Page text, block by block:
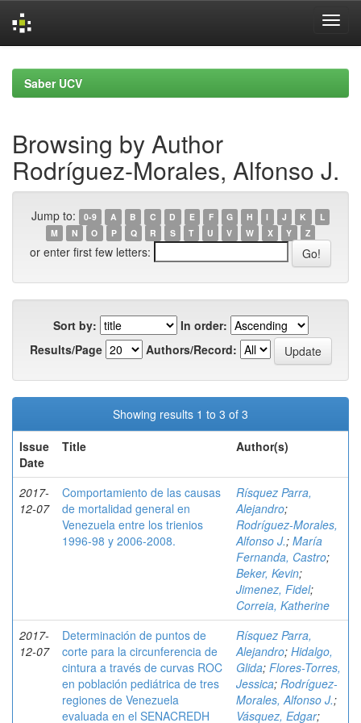
navigationSaber UCV
Browsing by Author
Rodríguez-Morales, Alfonso J.
Jump to: 0-9 A B C D E F G H I J K
L
M
N O P Q R S T U V W X Y Z
or enter first few letters:
Sort by:
In order:
Results/Page
Authors/Record:
Showing results 1 to 3 of 3
Issue
Date
Title Author(s)
2017-
12-07
Comportamiento de las causas
de mortalidad general en
Venezuela entre los trienios
1996-98 y 2006-2008.
Rísquez Parra,
Alejandro;
Rodríguez-Morales,
Alfonso J.; María
Fernanda, Castro;
Beker, Kevin;
Jimenez, Fidel;
Correia, Katherine
2017-
12-07
Determinación de puntos de
corte para la circunferencia de
cintura a través de curvas ROC
en población pediátrica de tres
regiones de Venezuela
evaluada en el SENACREDH
Rísquez Parra,
Alejandro; Hidalgo,
Glida; Flores-Torres,
Jessica; Rodríguez-
Morales, Alfonso J.;
Vásquez, Edgar;